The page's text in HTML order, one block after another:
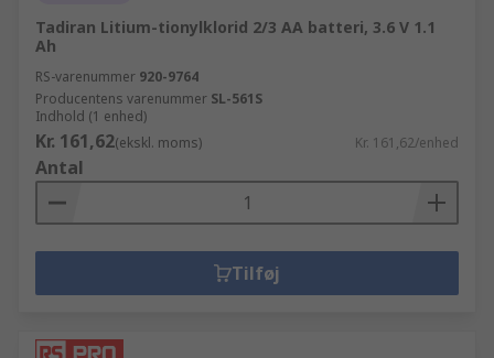
Tadiran Litium-tionylklorid 2/3 AA batteri, 3.6 V 1.1
Ah
RS-varenummer 920-9764
Producentens varenummer SL-561S
Indhold (1 enhed)
Kr. 161,62(ekskl. moms) Kr. 161,62/enhed
Antal
Tilføj